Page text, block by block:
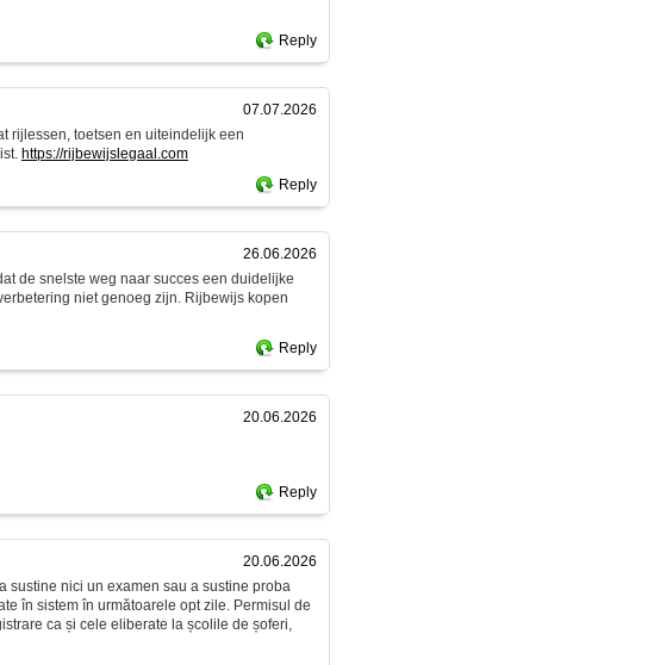
Reply
07.07.2026
rijlessen, toetsen en uiteindelijk een
https://rijbewijslegaal.com
Reply
26.06.2026
de snelste weg naar succes een duidelijke
niet genoeg zijn. Rijbewijs kopen
Reply
20.06.2026
Reply
20.06.2026
sustine nici un examen sau a sustine proba
în sistem în următoarele opt zile. Permisul de
ca și cele eliberate la școlile de șoferi,